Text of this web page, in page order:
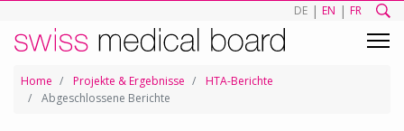
DE | EN | FR
Home Projekte & Ergebnisse
HTA-Berichte
Abgeschlossene Berichte